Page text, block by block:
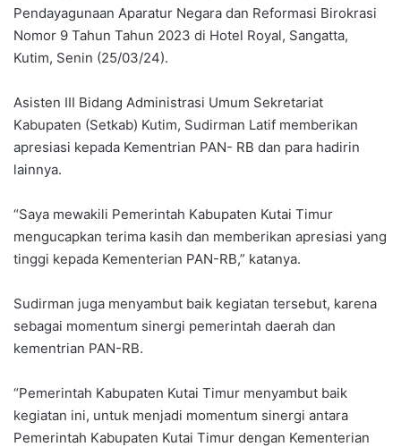
Pendayagunaan Aparatur Negara dan Reformasi Birokrasi
Nomor 9 Tahun Tahun 2023 di Hotel Royal, Sangatta,
Kutim, Senin (25/03/24).
Asisten III Bidang Administrasi Umum Sekretariat
Kabupaten (Setkab) Kutim, Sudirman Latif memberikan
apresiasi kepada Kementrian PAN- RB dan para hadirin
lainnya.
“Saya mewakili Pemerintah Kabupaten Kutai Timur
mengucapkan terima kasih dan memberikan apresiasi yang
tinggi kepada Kementerian PAN-RB,” katanya.
Sudirman juga menyambut baik kegiatan tersebut, karena
sebagai momentum sinergi pemerintah daerah dan
kementrian PAN-RB.
“Pemerintah Kabupaten Kutai Timur menyambut baik
kegiatan ini, untuk menjadi momentum sinergi antara
Pemerintah Kabupaten Kutai Timur dengan Kementerian